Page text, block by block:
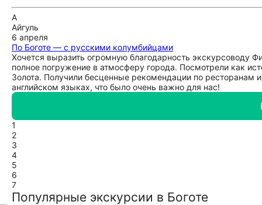
А
Айгуль
6 апреля
По Боготе — с русскими колумбийцами
Хочется выразить огромную благодарность экскурсоводу
полное погружение в атмосферу города. Посмотрели как
Золота. Получили бесценные рекомендации по
английском языках, что было очень важно для нас!
1
2
3
4
5
6
7
Популярные экскурсии в Боготе